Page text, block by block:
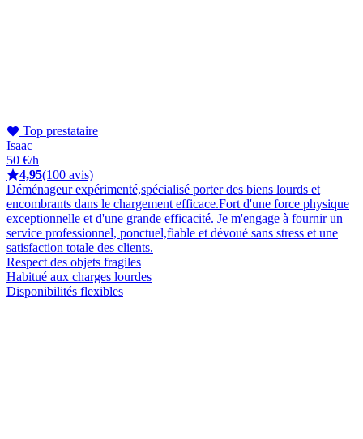
Top prestataire
Isaac
50 €/h
4,95(100 avis)
Déménageur expérimenté,spécialisé porter des biens lourds et
encombrants dans le chargement efficace.Fort d'une force physique
exceptionnelle et d'une grande efficacité. Je m'engage à fournir un
service professionnel, ponctuel,fiable et dévoué sans stress et une
satisfaction totale des clients.
Respect des objets fragiles
Habitué aux charges lourdes
Disponibilités flexibles